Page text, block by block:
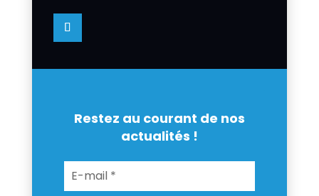
Restez au courant de nos
actualités !